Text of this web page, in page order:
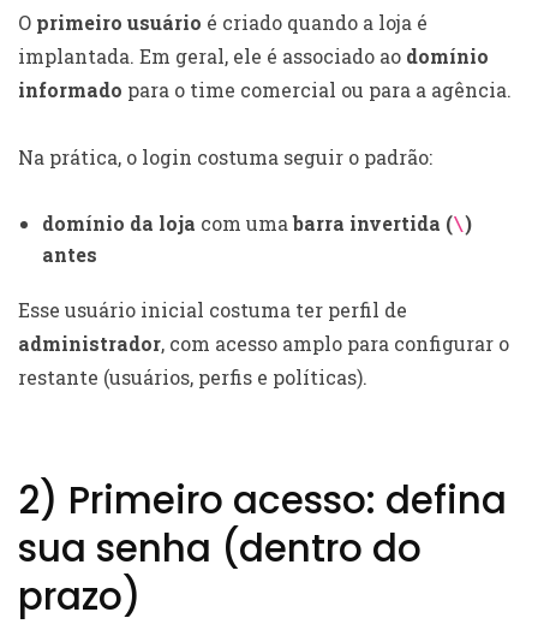
O primeiro usuário é criado quando a loja é
implantada. Em geral, ele é associado ao domínio
informado para o time comercial ou para a agência.
Na prática, o login costuma seguir o padrão:
domínio da loja com umabarra invertida (\)
antes
Esse usuário inicial costuma ter perfil de
administrador, com acesso amplo para configurar o
restante (usuários, perfis e políticas).
2) Primeiro acesso: defina
sua senha (dentro do
prazo)